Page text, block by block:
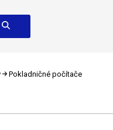
Pokladničné počítače